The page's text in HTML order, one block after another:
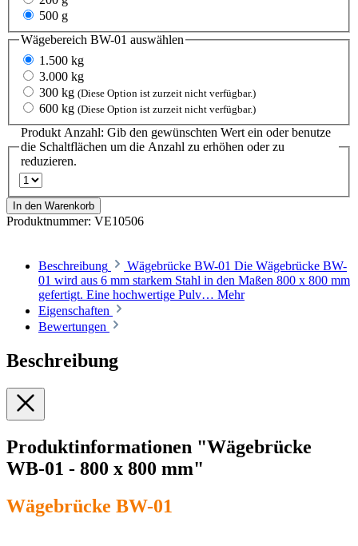
500 g
Wägebereich BW-01 auswählen
1.500 kg
3.000 kg
300 kg (Diese Option ist zurzeit nicht verfügbar.)
600 kg (Diese Option ist zurzeit nicht verfügbar.)
Produkt Anzahl: Gib den gewünschten Wert ein oder benutze
die Schaltflächen um die Anzahl zu erhöhen oder zu
reduzieren.
In den Warenkorb
Produktnummer: VE10506
Beschreibung
Wägebrücke BW-01 Die Wägebrücke BW-
01 wird aus 6 mm starkem Stahl in den Maßen 800 x 800 mm
gefertigt. Eine hochwertige Pulv… Mehr
Eigenschaften
Bewertungen
Beschreibung
Produktinformationen "Wägebrücke
WB-01 - 800 x 800 mm"
Wägebrücke BW-01